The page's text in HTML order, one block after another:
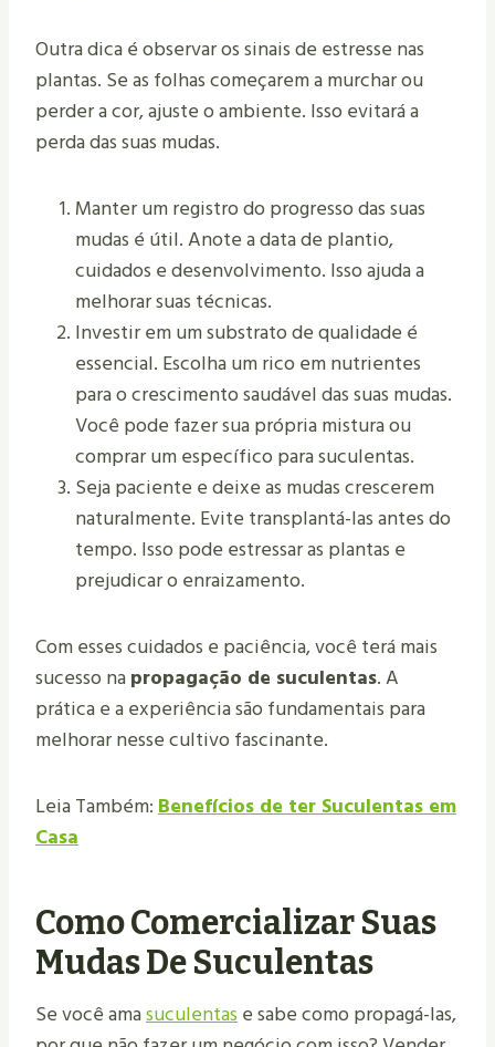
Outra dica é observar os sinais de estresse nas
plantas. Se as folhas começarem a murchar ou
perder a cor, ajuste o ambiente. Isso evitará a
perda das suas mudas.
Manter um registro do progresso das suas
mudas é útil. Anote a data de plantio,
cuidados e desenvolvimento. Isso ajuda a
melhorar suas técnicas.
Investir em um substrato de qualidade é
essencial. Escolha um rico em nutrientes
para o crescimento saudável das suas mudas.
Você pode fazer sua própria mistura ou
comprar um específico para suculentas.
Seja paciente e deixe as mudas crescerem
naturalmente. Evite transplantá-las antes do
tempo. Isso pode estressar as plantas e
prejudicar o enraizamento.
Com esses cuidados e paciência, você terá mais
sucesso napropagação de suculentas. A
prática e a experiência são fundamentais para
melhorar nesse cultivo fascinante.
Leia Também:Benefícios de ter Suculentas em
Casa
Como Comercializar Suas
Mudas De Suculentas
Se você amasuculentase sabe como propagá-las,